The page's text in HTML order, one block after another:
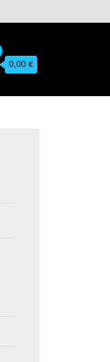
0,00 €